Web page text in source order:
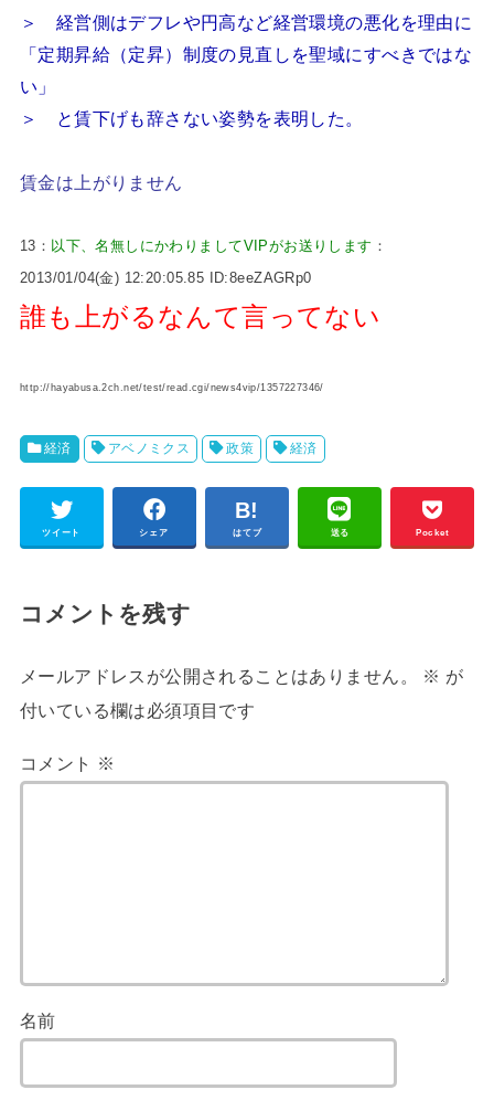
＞ 経営側はデフレや円高など経営環境の悪化を理由に
「定期昇給（定昇）制度の見直しを聖域にすべきではな
い」
＞ と賃下げも辞さない姿勢を表明した。
賃金は上がりません
13： 以下、名無しにかわりましてVIPがお送りします ：
2013/01/04(金) 12:20:05.85 ID:8eeZAGRp0
誰も上がるなんて言ってない
http://hayabusa.2ch.net/test/read.cgi/news4vip/1357227346/
経済 アベノミクス 政策 経済
ツイート シェア はてブ 送る Pocket
コメントを残す
メールアドレスが公開されることはありません。 ※ が
付いている欄は必須項目です
コメント ※
名前